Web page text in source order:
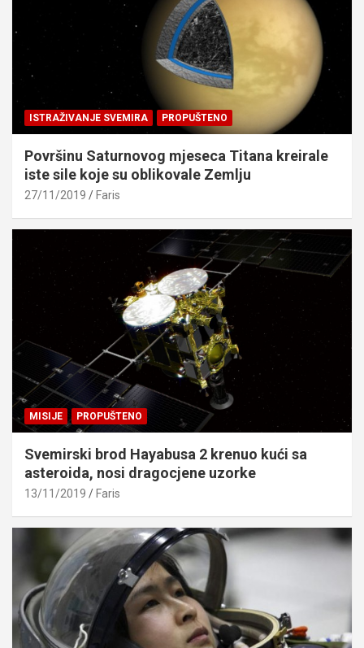
ISTRAŽIVANJE SVEMIRA PROPUŠTENO
Površinu Saturnovog mjeseca Titana kreirale
iste sile koje su oblikovale Zemlju
27/11/2019 Faris
MISIJE PROPUŠTENO
Svemirski brod Hayabusa 2 krenuo kući sa
asteroida, nosi dragocjene uzorke
13/11/2019 Faris